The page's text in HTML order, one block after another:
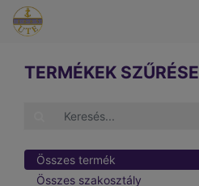
TERMÉKEK SZŰRÉSE
Összes termék
Összes szakosztály